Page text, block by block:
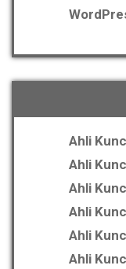
Ahli
Ahli
Ahli
Ahli
Ahli
Ahli